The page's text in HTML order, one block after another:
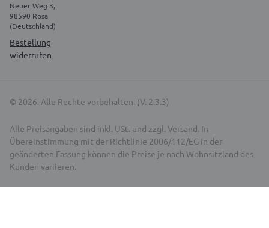
Neuer Weg 3,
98590 Rosa
(Deutschland)
Bestellung
widerrufen
© 2026. Alle Rechte vorbehalten. (V. 2.3.3)
Alle Preisangaben sind inkl. USt. und zzgl. Versand. In
Übereinstimmung mit der Richtlinie 2006/112/EG in der
geänderten Fassung können die Preise je nach Wohnsitzland des
Kunden variieren.